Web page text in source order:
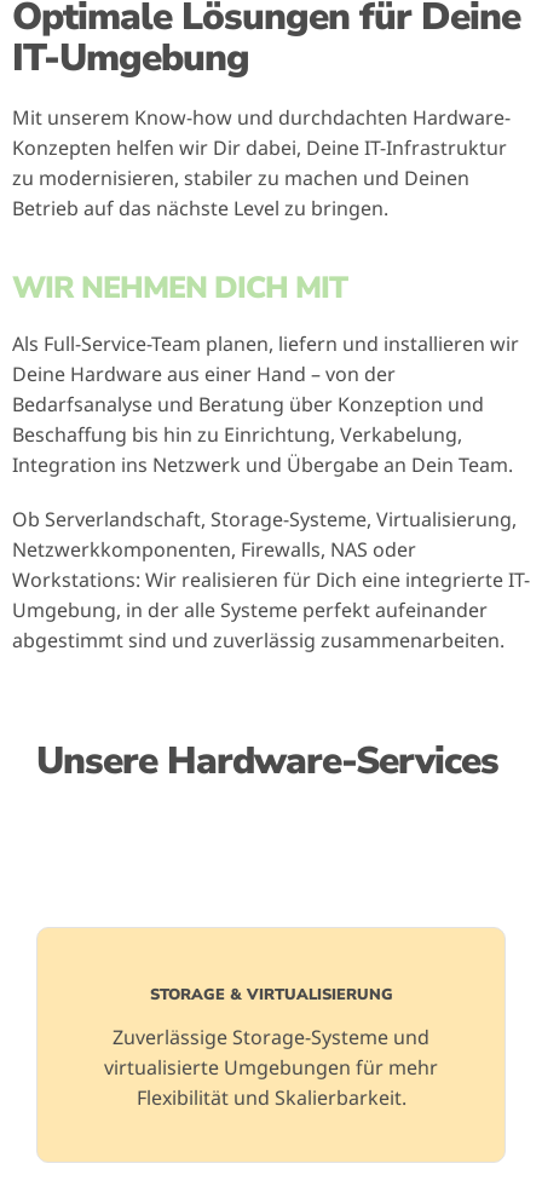
Optimale Lösungen für Deine
IT-Umgebung
Mit unserem Know-how und durchdachten Hardware-
Konzepten helfen wir Dir dabei, Deine IT-Infrastruktur
zu modernisieren, stabiler zu machen und Deinen
Betrieb auf das nächste Level zu bringen.
WIR NEHMEN DICH MIT
Als Full-Service-Team planen, liefern und installieren wir
Deine Hardware aus einer Hand – von der
Bedarfsanalyse und Beratung über Konzeption und
Beschaffung bis hin zu Einrichtung, Verkabelung,
Integration ins Netzwerk und Übergabe an Dein Team.
Ob Serverlandschaft, Storage-Systeme, Virtualisierung,
Netzwerkkomponenten, Firewalls, NAS oder
Workstations: Wir realisieren für Dich eine integrierte IT-
Umgebung, in der alle Systeme perfekt aufeinander
abgestimmt sind und zuverlässig zusammenarbeiten.
Unsere Hardware-Services
STORAGE & VIRTUALISIERUNG
Zuverlässige Storage-Systeme und
virtualisierte Umgebungen für mehr
Flexibilität und Skalierbarkeit.